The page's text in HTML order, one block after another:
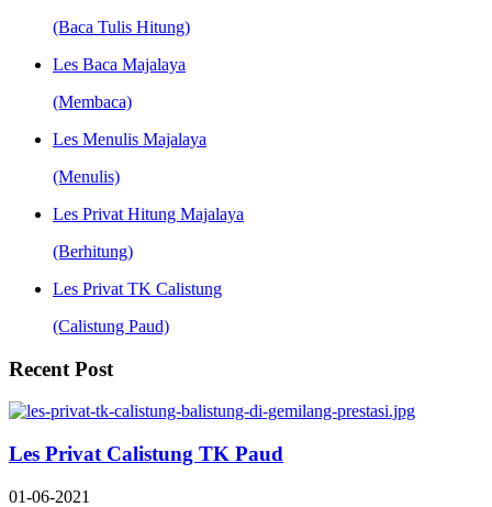
(Baca Tulis Hitung)
Les Baca Majalaya
(Membaca)
Les Menulis Majalaya
(Menulis)
Les Privat Hitung Majalaya
(Berhitung)
Les Privat TK Calistung
(Calistung Paud)
Recent Post
Les Privat Calistung TK Paud
01-06-2021